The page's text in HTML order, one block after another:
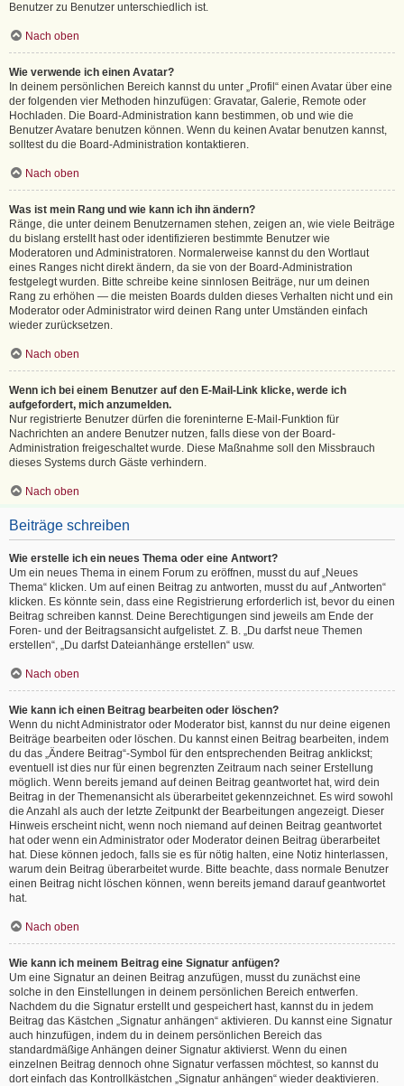
Benutzer zu Benutzer unterschiedlich ist.
Nach oben
Wie verwende ich einen Avatar?
In deinem persönlichen Bereich kannst du unter „Profil“ einen Avatar über eine
der folgenden vier Methoden hinzufügen: Gravatar, Galerie, Remote oder
Hochladen. Die Board-Administration kann bestimmen, ob und wie die
Benutzer Avatare benutzen können. Wenn du keinen Avatar benutzen kannst,
solltest du die Board-Administration kontaktieren.
Nach oben
Was ist mein Rang und wie kann ich ihn ändern?
Ränge, die unter deinem Benutzernamen stehen, zeigen an, wie viele Beiträge
du bislang erstellt hast oder identifizieren bestimmte Benutzer wie
Moderatoren und Administratoren. Normalerweise kannst du den Wortlaut
eines Ranges nicht direkt ändern, da sie von der Board-Administration
festgelegt wurden. Bitte schreibe keine sinnlosen Beiträge, nur um deinen
Rang zu erhöhen — die meisten Boards dulden dieses Verhalten nicht und ein
Moderator oder Administrator wird deinen Rang unter Umständen einfach
wieder zurücksetzen.
Nach oben
Wenn ich bei einem Benutzer auf den E-Mail-Link klicke, werde ich
aufgefordert, mich anzumelden.
Nur registrierte Benutzer dürfen die foreninterne E-Mail-Funktion für
Nachrichten an andere Benutzer nutzen, falls diese von der Board-
Administration freigeschaltet wurde. Diese Maßnahme soll den Missbrauch
dieses Systems durch Gäste verhindern.
Nach oben
Beiträge schreiben
Wie erstelle ich ein neues Thema oder eine Antwort?
Um ein neues Thema in einem Forum zu eröffnen, musst du auf „Neues
Thema“ klicken. Um auf einen Beitrag zu antworten, musst du auf „Antworten“
klicken. Es könnte sein, dass eine Registrierung erforderlich ist, bevor du einen
Beitrag schreiben kannst. Deine Berechtigungen sind jeweils am Ende der
Foren- und der Beitragsansicht aufgelistet. Z. B. „Du darfst neue Themen
erstellen“, „Du darfst Dateianhänge erstellen“ usw.
Nach oben
Wie kann ich einen Beitrag bearbeiten oder löschen?
Wenn du nicht Administrator oder Moderator bist, kannst du nur deine eigenen
Beiträge bearbeiten oder löschen. Du kannst einen Beitrag bearbeiten, indem
du das „Ändere Beitrag“-Symbol für den entsprechenden Beitrag anklickst;
eventuell ist dies nur für einen begrenzten Zeitraum nach seiner Erstellung
möglich. Wenn bereits jemand auf deinen Beitrag geantwortet hat, wird dein
Beitrag in der Themenansicht als überarbeitet gekennzeichnet. Es wird sowohl
die Anzahl als auch der letzte Zeitpunkt der Bearbeitungen angezeigt. Dieser
Hinweis erscheint nicht, wenn noch niemand auf deinen Beitrag geantwortet
hat oder wenn ein Administrator oder Moderator deinen Beitrag überarbeitet
hat. Diese können jedoch, falls sie es für nötig halten, eine Notiz hinterlassen,
warum dein Beitrag überarbeitet wurde. Bitte beachte, dass normale Benutzer
einen Beitrag nicht löschen können, wenn bereits jemand darauf geantwortet
hat.
Nach oben
Wie kann ich meinem Beitrag eine Signatur anfügen?
Um eine Signatur an deinen Beitrag anzufügen, musst du zunächst eine
solche in den Einstellungen in deinem persönlichen Bereich entwerfen.
Nachdem du die Signatur erstellt und gespeichert hast, kannst du in jedem
Beitrag das Kästchen „Signatur anhängen“ aktivieren. Du kannst eine Signatur
auch hinzufügen, indem du in deinem persönlichen Bereich das
standardmäßige Anhängen deiner Signatur aktivierst. Wenn du einen
einzelnen Beitrag dennoch ohne Signatur verfassen möchtest, so kannst du
dort einfach das Kontrollkästchen „Signatur anhängen“ wieder deaktivieren.